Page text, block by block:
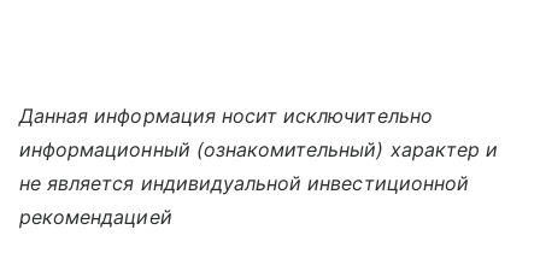
Данная информация носит исключительно
информационный (ознакомительный) характер и
не является индивидуальной инвестиционной
рекомендацией